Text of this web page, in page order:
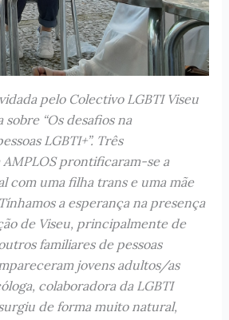
pelo Colectivo LGBTI Viseu
“Os desafios na
LGBTI+”. Três
prontificaram-se a
com uma filha trans e uma mãe
a esperança na presença
de Viseu, principalmente de
familiares de pessoas
jovens adultos/as
colaboradora da LGBTI
de forma muito natural,